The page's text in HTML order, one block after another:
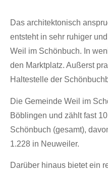
Das architektonisch
entsteht in sehr ruhiger
Weil im Schönbuch. In
den Marktplatz. Außerst
Haltestelle der
Die Gemeinde Weil im
Böblingen und zählt fast
Schönbuch (gesamt),
1.228 in Neuweiler.
Darüber hinaus bietet ein